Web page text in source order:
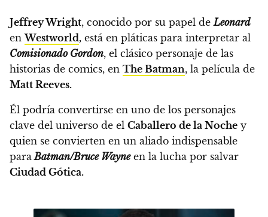
Jeffrey Wright, conocido por su papel deLeonard
enWestworld, está en pláticas para interpretar al
Comisionado Gordon, el clásico personaje de las
historias de comics, en The Batman, la película de
Matt Reeves.
Él podría convertirse en uno de los personajes
clave del universo de el Caballero de la Noche y
quien se convierten en un aliado indispensable
paraBatman/Bruce Wayneen la lucha por salvar
Ciudad Gótica.